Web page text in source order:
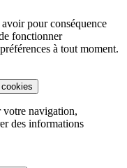
pour conséquence
fonctionner
à tout moment.
votre navigation,
des informations